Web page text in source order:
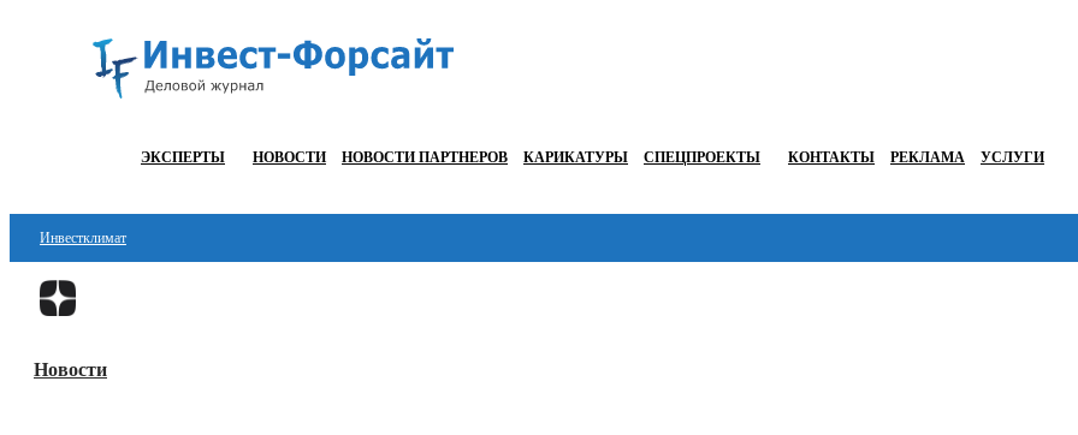
ЭКСПЕРТЫ НОВОСТИ НОВОСТИ ПАРТНЕРОВ КАРИКАТУРЫ СПЕЦПРОЕКТЫ КОНТАКТЫ РЕКЛАМА УСЛУГИ
Инвестклимат
Финансы
Блокчейн
Новости